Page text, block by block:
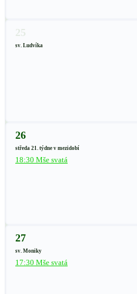
25
sv. Ludvíka
26
středa 21. týdne v mezidobí
18:30 Mše svatá
27
sv. Moniky
17:30 Mše svatá